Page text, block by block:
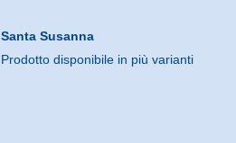
Santa Susanna
Prodotto disponibile in più varianti